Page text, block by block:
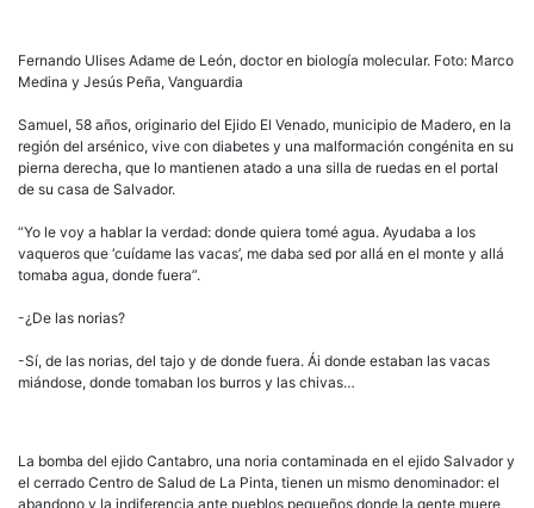
Fernando Ulises Adame de León, doctor en biología molecular. Foto: Marco
Medina y Jesús Peña, Vanguardia
Samuel, 58 años, originario del Ejido El Venado, municipio de Madero, en la
región del arsénico, vive con diabetes y una malformación congénita en su
pierna derecha, que lo mantienen atado a una silla de ruedas en el portal
de su casa de Salvador.
“Yo le voy a hablar la verdad: donde quiera tomé agua. Ayudaba a los
vaqueros que ‘cuídame las vacas’, me daba sed por allá en el monte y allá
tomaba agua, donde fuera”.
-¿De las norias?
-Sí, de las norias, del tajo y de donde fuera. Ái donde estaban las vacas
miándose, donde tomaban los burros y las chivas…
La bomba del ejido Cantabro, una noria contaminada en el ejido Salvador y
el cerrado Centro de Salud de La Pinta, tienen un mismo denominador: el
abandono y la indiferencia ante pueblos pequeños donde la gente muere